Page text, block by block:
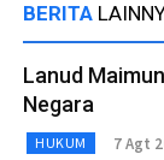
BERITA
Lanud
Negara
HUKUM 7 Agt